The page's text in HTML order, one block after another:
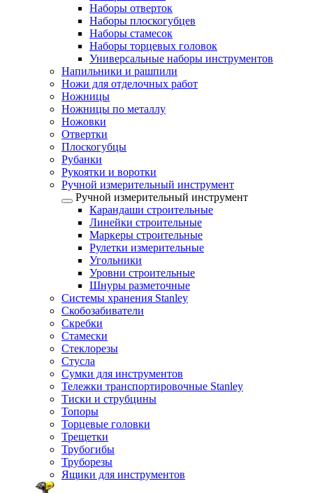
Наборы отверток
Наборы плоскогубцев
Наборы стамесок
Наборы торцевых головок
Универсальные наборы инструментов
Напильники и рашпили
Ножи для отделочных работ
Ножницы
Ножницы по металлу
Ножовки
Отвертки
Плоскогубцы
Рубанки
Рукоятки и воротки
Ручной измерительный инструмент
Ручной измерительный инструмент
Карандаши строительные
Линейки строительные
Маркеры строительные
Рулетки измерительные
Угольники
Уровни строительные
Шнуры разметочные
Системы хранения Stanley
Скобозабиватели
Скребки
Стамески
Стеклорезы
Стусла
Сумки для инструментов
Тележки транспортировочные Stanley
Тиски и струбцины
Топоры
Торцевые головки
Трещетки
Трубогибы
Труборезы
Ящики для инструментов